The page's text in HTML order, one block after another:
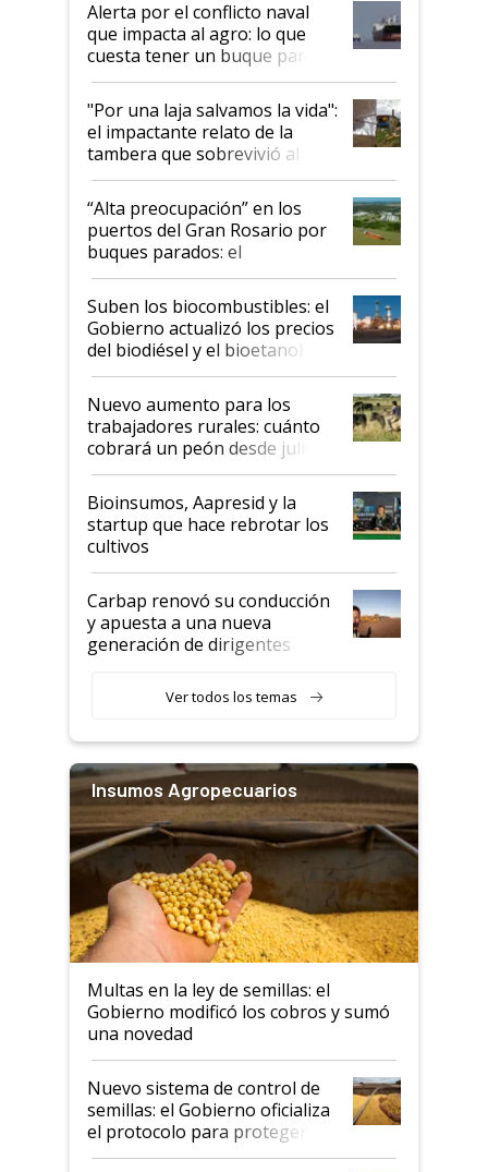
Alerta por el conflicto naval
que impacta al agro: lo que
cuesta tener un buque parado
y el peligro de que Argentina
pase a ser "país sucio"
"Por una laja salvamos la vida":
el impactante relato de la
tambera que sobrevivió al
tornado
“Alta preocupación” en los
puertos del Gran Rosario por
buques parados: el
funcionamiento de las
exportadoras en tensión tras
la medida de fuerza de los
prácticos
Suben los biocombustibles: el
Gobierno actualizó los precios
del biodiésel y el bioetanol
Nuevo aumento para los
trabajadores rurales: cuánto
cobrará un peón desde julio
Bioinsumos, Aapresid y la
startup que hace rebrotar los
cultivos
Carbap renovó su conducción
y apuesta a una nueva
generación de dirigentes
Ver todos los temas
Insumos Agropecuarios
Multas en la ley de semillas: el
Gobierno modificó los cobros y sumó
una novedad
Nuevo sistema de control de
semillas: el Gobierno oficializa
el protocolo para proteger la
propiedad intelectual